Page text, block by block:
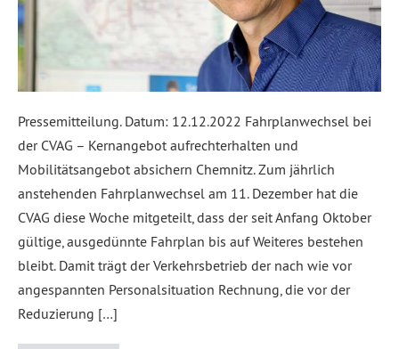
Pressemitteilung. Datum: 12.12.2022 Fahrplanwechsel bei
der CVAG – Kernangebot aufrechterhalten und
Mobilitätsangebot absichern Chemnitz. Zum jährlich
anstehenden Fahrplanwechsel am 11. Dezember hat die
CVAG diese Woche mitgeteilt, dass der seit Anfang Oktober
gültige, ausgedünnte Fahrplan bis auf Weiteres bestehen
bleibt. Damit trägt der Verkehrsbetrieb der nach wie vor
angespannten Personalsituation Rechnung, die vor der
Reduzierung […]